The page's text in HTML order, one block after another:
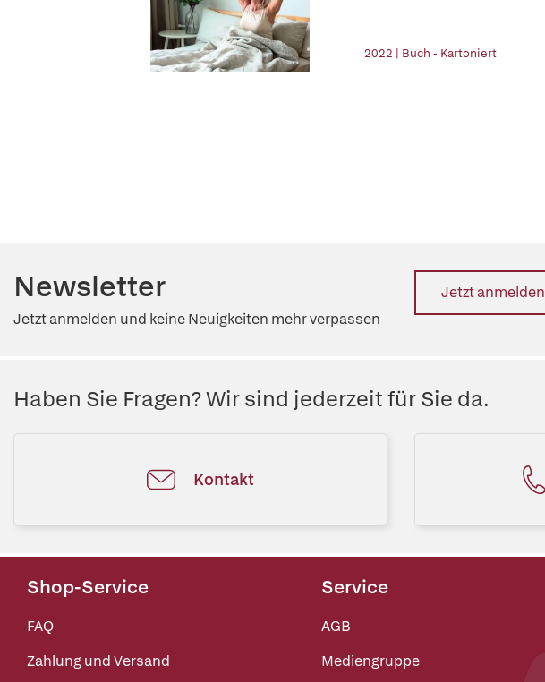
2022 | Buch - Kartoniert
Newsletter
Jetzt anmelden und keine Neuigkeiten mehr verpassen
Jetzt anmelden
Haben Sie Fragen? Wir sind jederzeit für Sie da.
Kontakt
Shop-Service
FAQ
Zahlung und Versand
Service
AGB
Mediengruppe